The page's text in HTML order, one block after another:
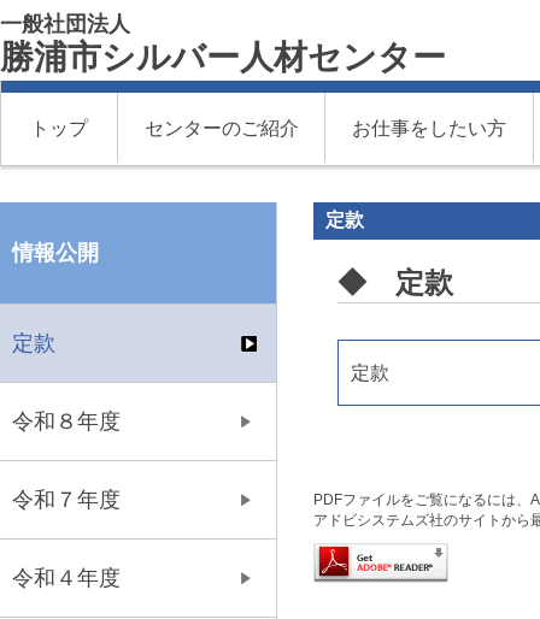
一般社団法人
勝浦市シルバー人材センター
トップ センターのご紹介 お仕事をしたい方
定款
◆ 定款
定款
PDFファイルをご覧になるには
アドビシステムズ社のサイトから
情報公開
定款
令和８年度
令和７年度
令和４年度